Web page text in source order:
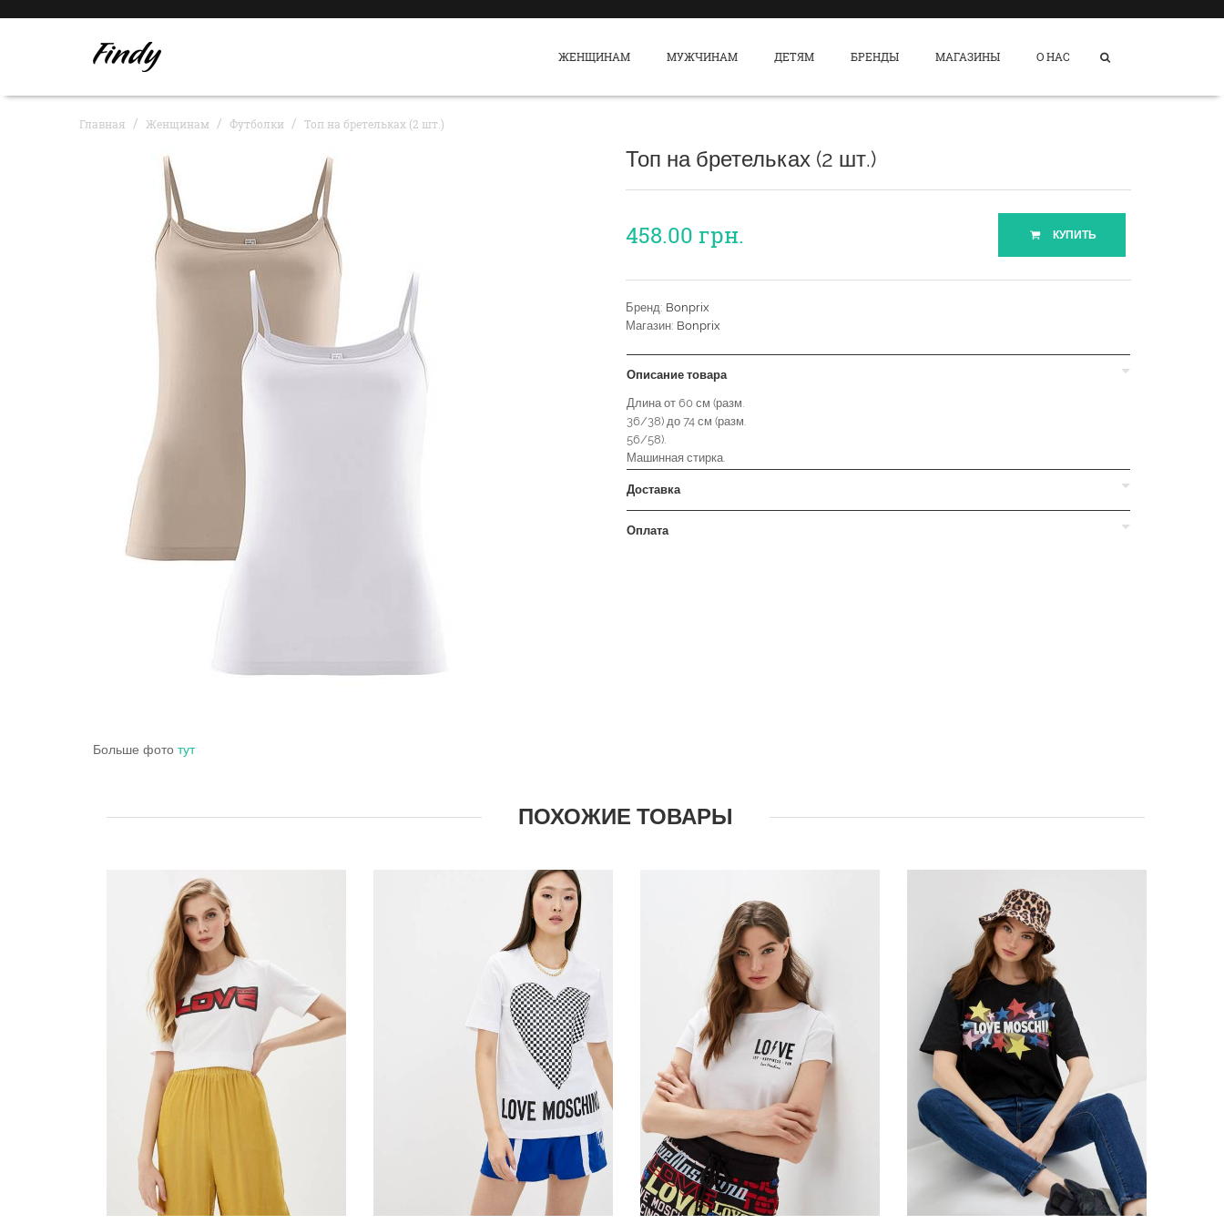
ЖЕНЩИНАМ МУЖЧИНАМ ДЕТЯМ БРЕНДЫ МАГАЗИНЫ О НАС
Главная Женщинам Футболки Топ на бретельках (2 шт.)
Больше фото тут
Топ на бретельках (2 шт.)
458.00 грн. КУПИТЬ
Бренд: Bonprix
Магазин: Bonprix
Описание товара
Длина от 60 см (разм.
36/38) до 74 см (разм.
56/58).
Машинная стирка.
Доставка
Оплата
ПОХОЖИЕ ТОВАРЫ